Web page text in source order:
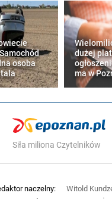
osoba
dużej
ma w
Siła miliona Czytelników
naczelny:
Witold